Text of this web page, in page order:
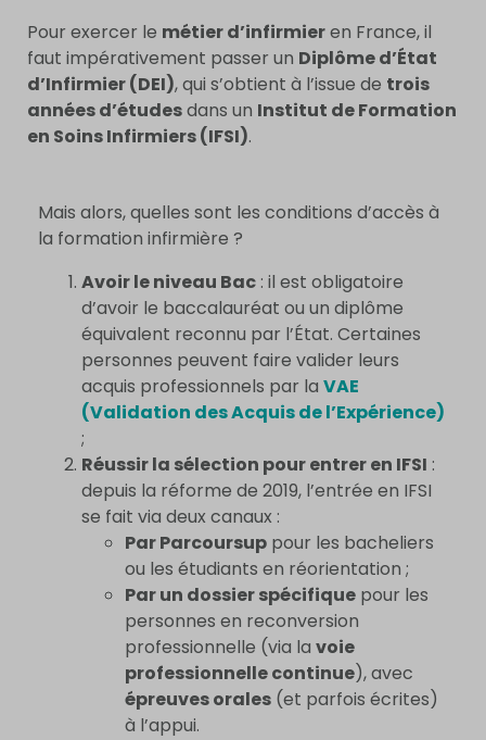
Pour exercer le métier d’infirmieren France, il
faut impérativement passer un Diplôme d’État
d’Infirmier (DEI), qui s’obtient à l’issue de trois
années d’étudesdans un Institut de Formation
en Soins Infirmiers (IFSI).
Mais alors, quelles sont les conditions d’accès à
la formation infirmière ?
Avoir le niveau Bac : il est obligatoire
d’avoir le baccalauréat ou un diplôme
équivalent reconnu par l’État. Certaines
personnes peuvent faire valider leurs
acquis professionnels par la VAE
(Validation des Acquis de l’Expérience)
;
Réussir la sélection pour entrer en IFSI :
depuis la réforme de 2019, l’entrée en IFSI
se fait via deux canaux :
Par Parcoursup pour les bacheliers
ou les étudiants en réorientation ;
Par un dossier spécifique pour les
personnes en reconversion
professionnelle (via la voie
professionnelle continue), avec
épreuves orales (et parfois écrites)
à l’appui.